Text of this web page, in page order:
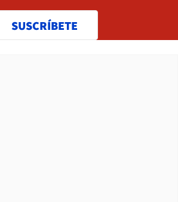
SUSCRÍBETE